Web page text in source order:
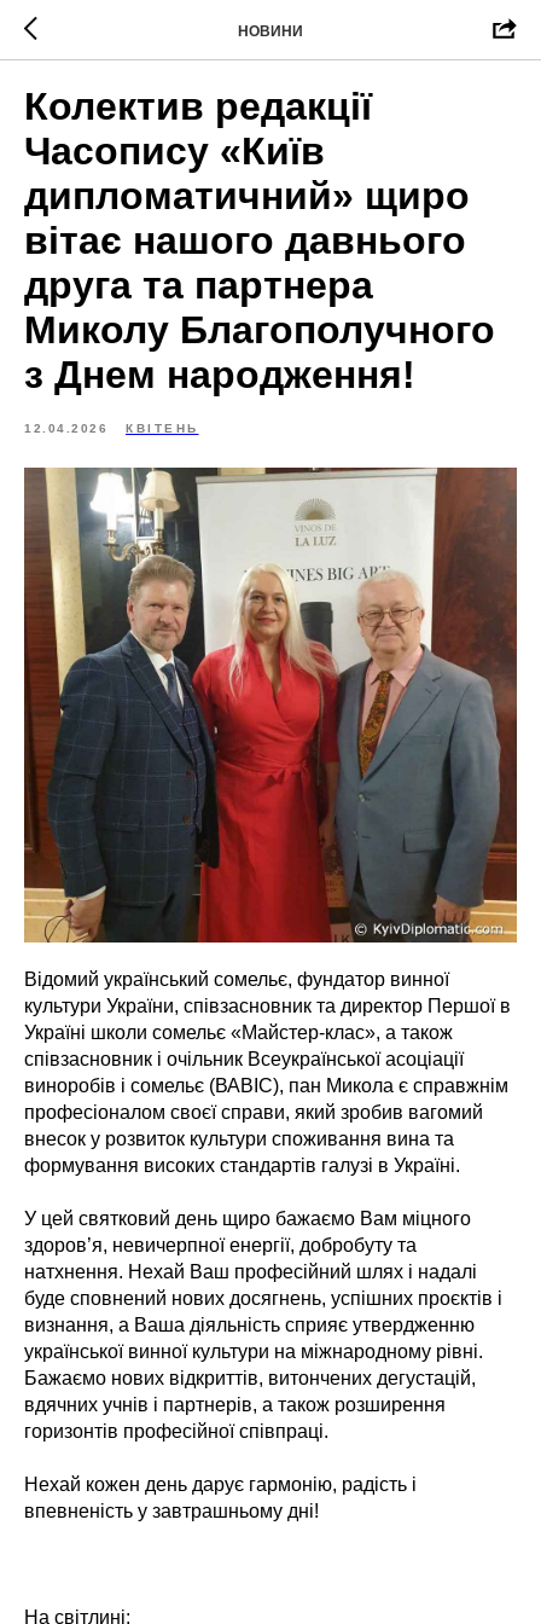
НОВИНИ
Колектив редакції
Часопису «Київ
дипломатичний» щиро
вітає нашого давнього
друга та партнера
Миколу Благополучного
з Днем народження!
12.04.2026 КВІТЕНЬ
Відомий український сомельє, фундатор винної
культури України, співзасновник та директор Першої в
Україні школи сомельє «Майстер-клас», а також
співзасновник і очільник Всеукраїнської асоціації
виноробів і сомельє (ВАВІС), пан Микола є справжнім
професіоналом своєї справи, який зробив вагомий
внесок у розвиток культури споживання вина та
формування високих стандартів галузі в Україні.
У цей святковий день щиро бажаємо Вам міцного
здоров’я, невичерпної енергії, добробуту та
натхнення. Нехай Ваш професійний шлях і надалі
буде сповнений нових досягнень, успішних проєктів і
визнання, а Ваша діяльність сприяє утвердженню
української винної культури на міжнародному рівні.
Бажаємо нових відкриттів, витончених дегустацій,
вдячних учнів і партнерів, а також розширення
горизонтів професійної співпраці.
Нехай кожен день дарує гармонію, радість і
впевненість у завтрашньому дні!
На світлині: